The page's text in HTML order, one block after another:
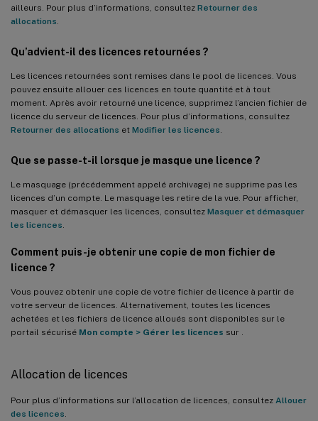
ailleurs. Pour plus d’informations, consultez Retourner des
allocations
Qu’advient-il des licences retournées ?
Les licences retournées sont remises dans le pool de licences. Vous
pouvez ensuite allouer ces licences en toute quantité et à tout
moment. Après avoir retourné une licence, supprimez l’ancien fichier de
licence du serveur de licences. Pour plus d’informations, consultez
Retourner des allocations et Modifier les licences
Que se passe-t-il lorsque je masque une licence ?
Le masquage (précédemment appelé archivage) ne supprime pas les
licences d’un compte. Le masquage les retire de la vue. Pour afficher,
masquer et démasquer les licences, consultez Masquer et démasquer
les licences
Comment puis-je obtenir une copie de mon fichier de
licence ?
Vous pouvez obtenir une copie de votre fichier de licence à partir de
votre serveur de licences. Alternativement, toutes les licences
achetées et les fichiers de licence alloués sont disponibles sur le
portail sécurisé Mon compte > Gérer les licences sur
Allocation de licences
Pour plus d’informations sur l’allocation de licences, consultez Allouer
des licences